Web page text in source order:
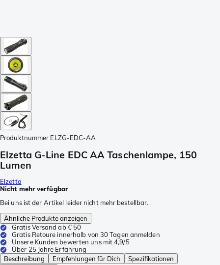
Produktnummer ELZG-EDC-AA
Elzetta G-Line EDC AA Taschenlampe, 150
Lumen
Elzetta
Nicht mehr verfügbar
Bei uns ist der Artikel leider nicht mehr bestellbar.
Ähnliche Produkte anzeigen
Gratis Versand ab € 50
Gratis Retoure innerhalb von 30 Tagen anmelden
Unsere Kunden bewerten uns mit 4,9/5
Über 25 Jahre Erfahrung
Beschreibung
Empfehlungen für Dich
Spezifikationen